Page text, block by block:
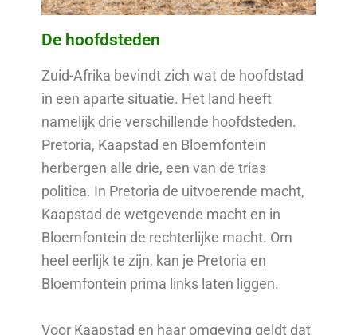
De hoofdsteden
Zuid-Afrika bevindt zich wat de hoofdstad
in een aparte situatie. Het land heeft
namelijk drie verschillende hoofdsteden.
Pretoria, Kaapstad en Bloemfontein
herbergen alle drie, een van de trias
politica. In Pretoria de uitvoerende macht,
Kaapstad de wetgevende macht en in
Bloemfontein de rechterlijke macht. Om
heel eerlijk te zijn, kan je Pretoria en
Bloemfontein prima links laten liggen.
Voor Kaapstad en haar omgeving geldt dat